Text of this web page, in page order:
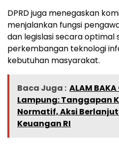
DPRD juga menegaskan
menjalankan fungsi
dan legislasi secara optimal
perkembangan teknologi
kebutuhan masyarakat.
Baca Juga : ALAM
Lampung: Tanggapan
Normatif, Aksi
Keuangan RI